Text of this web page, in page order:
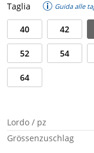
Taglia Guida alle
40 42
52 54
64
Lordo / pz
Grössenzuschlag